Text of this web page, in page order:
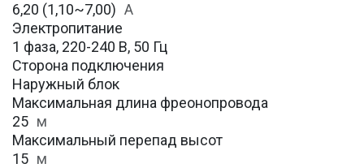
6,20 (1,10~7,00) А
Электропитание
1 фаза, 220-240 В, 50 Гц
Сторона подключения
Наружный блок
Максимальная длина фреонопровода
25 м
Максимальный перепад высот
15 м